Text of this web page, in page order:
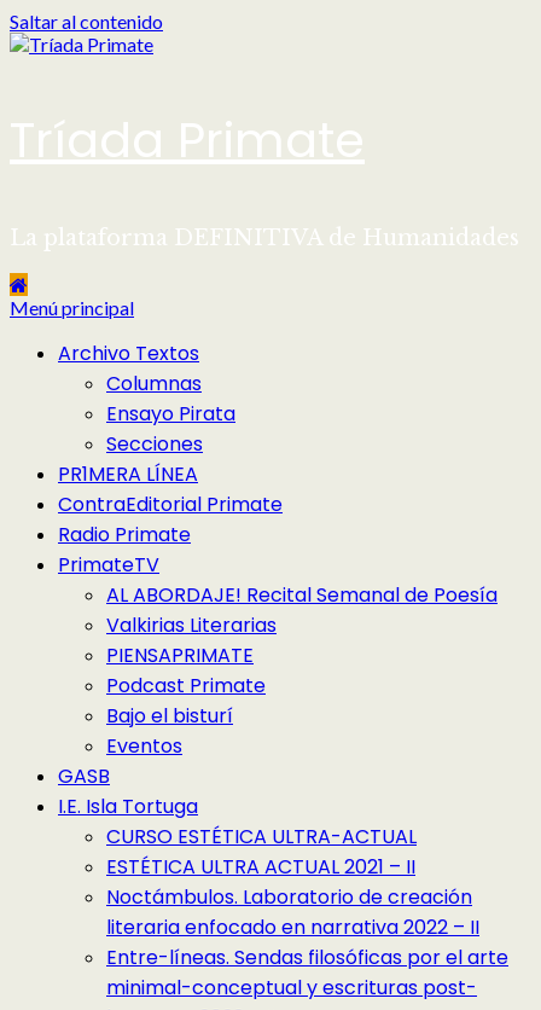
Saltar al contenido
Tríada Primate
La plataforma DEFINITIVA de Humanidades
Menú principal
Archivo Textos
Columnas
Ensayo Pirata
Secciones
PR1MERA LÍNEA
ContraEditorial Primate
Radio Primate
PrimateTV
AL ABORDAJE! Recital Semanal de Poesía
Valkirias Literarias
PIENSAPRIMATE
Podcast Primate
Bajo el bisturí
Eventos
GASB
I.E. Isla Tortuga
CURSO ESTÉTICA ULTRA-ACTUAL
ESTÉTICA ULTRA ACTUAL 2021 – II
Noctámbulos. Laboratorio de creación
literaria enfocado en narrativa 2022 – II
Entre-líneas. Sendas filosóficas por el arte
minimal-conceptual y escrituras post-